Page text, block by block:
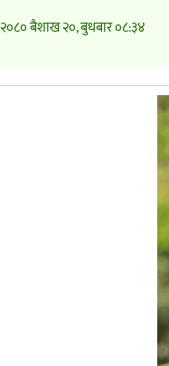
२०८० बैशाख २०, बुधबार ०८:३४